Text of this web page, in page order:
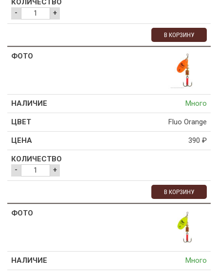
- +
В КОРЗИНУ
Много
Fluo Orange
390 ₽
- +
В КОРЗИНУ
Много